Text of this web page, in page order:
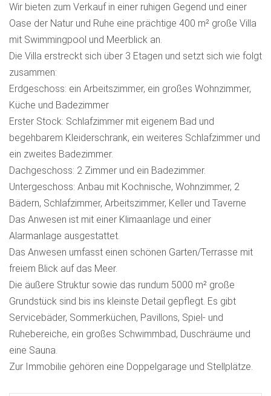
Wir bieten zum Verkauf in einer ruhigen Gegend und einer
Oase der Natur und Ruhe eine prächtige 400 m² große Villa
mit Swimmingpool und Meerblick an.
Die Villa erstreckt sich über 3 Etagen und setzt sich wie folgt
zusammen:
Erdgeschoss: ein Arbeitszimmer, ein großes Wohnzimmer,
Küche und Badezimmer
Erster Stock: Schlafzimmer mit eigenem Bad und
begehbarem Kleiderschrank, ein weiteres Schlafzimmer und
ein zweites Badezimmer.
Dachgeschoss: 2 Zimmer und ein Badezimmer.
Untergeschoss: Anbau mit Kochnische, Wohnzimmer, 2
Bädern, Schlafzimmer, Arbeitszimmer, Keller und Taverne
Das Anwesen ist mit einer Klimaanlage und einer
Alarmanlage ausgestattet.
Das Anwesen umfasst einen schönen Garten/Terrasse mit
freiem Blick auf das Meer.
Die äußere Struktur sowie das rundum 5000 m² große
Grundstück sind bis ins kleinste Detail gepflegt. Es gibt
Servicebäder, Sommerküchen, Pavillons, Spiel- und
Ruhebereiche, ein großes Schwimmbad, Duschräume und
eine Sauna.
Zur Immobilie gehören eine Doppelgarage und Stellplätze.